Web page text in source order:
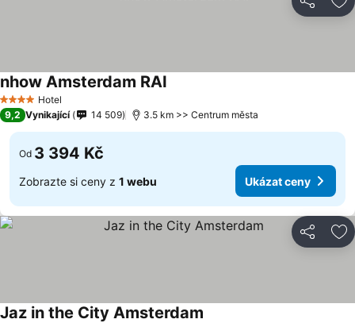
Sdílet
4 Počet hvězdiček
Hotel
nhow Amsterdam RAI
9,2 Vynikající 14 509 3.5 km >> Centrum města
Od 3 394 Kč
Zobrazte si ceny z 1 webu Ukázat ceny
Sdílet
Jaz in the City Amsterdam